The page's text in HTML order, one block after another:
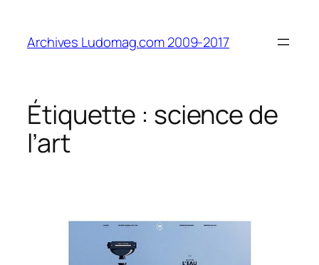
contenu
Archives Ludomag.com 2009-2017
Étiquette : science de
l’art